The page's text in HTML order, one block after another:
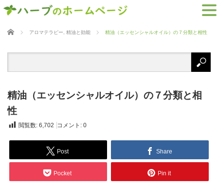
ホーム アロマテラピー 精油と効能 精油（エッセンシャルオイル）の７分類と相性
精油（エッセンシャルオイル）の７分類と相
性
閲覧数: 6,702 コメント: 0
Post Share
Pocket Pin it